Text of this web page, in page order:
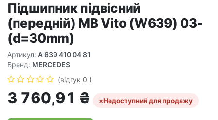
Підшипник підвісний
(передній) MB Vito (W639) 03-
(d=30mm)
Артикул: A 639 410 04 81
Бренд: MERCEDES
(відгук 0 )
3 760,91 ₴ ×Недоступний для продажу